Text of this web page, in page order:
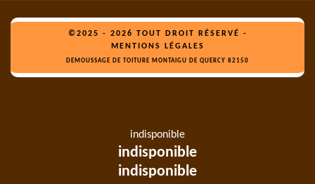
©2025 - 2026 TOUT DROIT RÉSERVÉ -
MENTIONS LÉGALES
DEMOUSSAGE DE TOITURE MONTAIGU DE QUERCY 82150
indisponible
indisponible
indisponible